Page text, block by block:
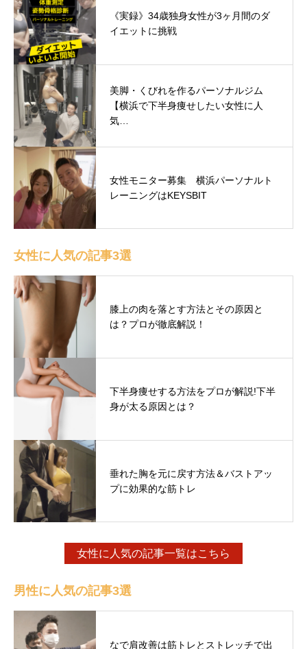
《実録》34歳独身女性が3ヶ月間のダ
イエットに挑戦
美脚・くびれを作るパーソナルジム
【横浜で下半身痩せしたい女性に人
気…
女性モニター募集 横浜パーソナルト
レーニングはKEYSBIT
女性に人気の記事3選
膝上の肉を落とす方法とその原因と
は？プロが徹底解説！
下半身痩せする方法をプロが解説!下半
身が太る原因とは？
垂れた胸を元に戻す方法＆バストアッ
プに効果的な筋トレ
女性に人気の記事一覧はこちら
男性に人気の記事3選
なで肩改善は筋トレとストレッチで出